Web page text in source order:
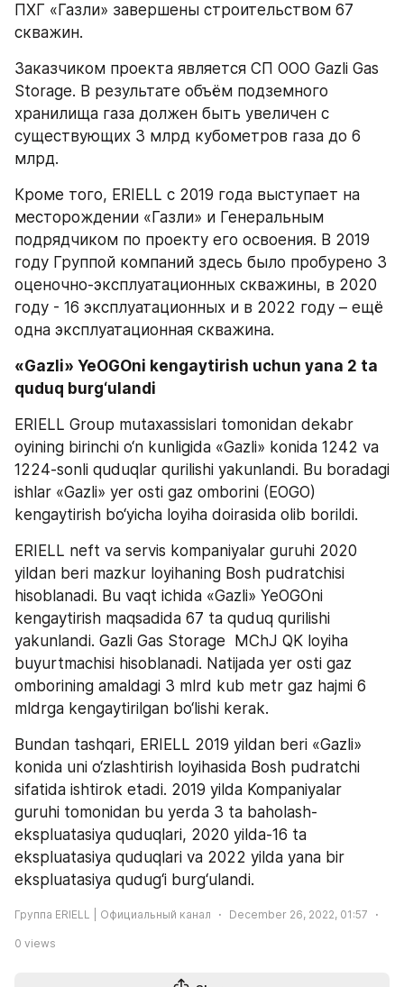
ПХГ «Газли» завершены строительством 67
скважин.
Заказчиком проекта является СП ООО Gazli Gas
Storage. В результате объём подземного
хранилища газа должен быть увеличен с
существующих 3 млрд кубометров газа до 6
млрд.
Кроме того, ERIELL с 2019 года выступает на
месторождении «Газли» и Генеральным
подрядчиком по проекту его освоения. В 2019
году Группой компаний здесь было пробурено 3
оценочно-эксплуатационных скважины, в 2020
году - 16 эксплуатационных и в 2022 году – ещё
одна эксплуатационная скважина.
«Gazli» YeOGOni kengaytirish uchun yana 2 ta
quduq burg‘ulandi
ERIELL Group mutaxassislari tomonidan dekabr
oyining birinchi o‘n kunligida «Gazli» konida 1242 va
1224-sonli quduqlar qurilishi yakunlandi. Bu boradagi
ishlar «Gazli» yer osti gaz omborini (EOGO)
kengaytirish bo‘yicha loyiha doirasida olib borildi.
ERIELL neft va servis kompaniyalar guruhi 2020
yildan beri mazkur loyihaning Bosh pudratchisi
hisoblanadi. Bu vaqt ichida «Gazli» YeOGOni
kengaytirish maqsadida 67 ta quduq qurilishi
yakunlandi. Gazli Gas Storage  MChJ QK loyiha
buyurtmachisi hisoblanadi. Natijada yer osti gaz
omborining amaldagi 3 mlrd kub metr gaz hajmi 6
mldrga kengaytirilgan bo‘lishi kerak.
Bundan tashqari, ERIELL 2019 yildan beri «Gazli»
konida uni o‘zlashtirish loyihasida Bosh pudratchi
sifatida ishtirok etadi. 2019 yilda Kompaniyalar
guruhi tomonidan bu yerda 3 ta baholash-
ekspluatasiya quduqlari, 2020 yilda-16 ta
ekspluatasiya quduqlari va 2022 yilda yana bir
ekspluatasiya qudug‘i burg‘ulandi.
Группа ERIELL | Официальный канал December 26, 2022, 01:57
0 views